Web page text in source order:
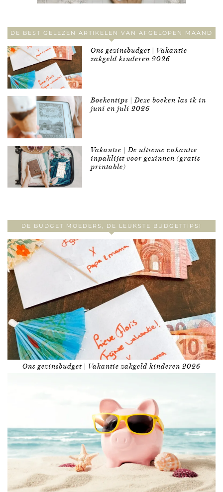
DE BEST GELEZEN ARTIKELEN VAN AFGELOPEN MAAND
Ons gezinsbudget | Vakantie
zakgeld kinderen 2026
Boekentips | Deze boeken las ik in
juni en juli 2026
Vakantie | De ultieme vakantie
inpaklijst voor gezinnen (gratis
printable)
DE BUDGET MOEDERS, DE LEUKSTE BUDGETTIPS!
Ons gezinsbudget | Vakantie zakgeld kinderen 2026